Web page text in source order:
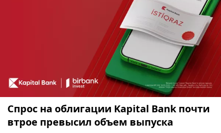
Спрос на облигации Kapital Bank почти
втрое превысил объем выпуска